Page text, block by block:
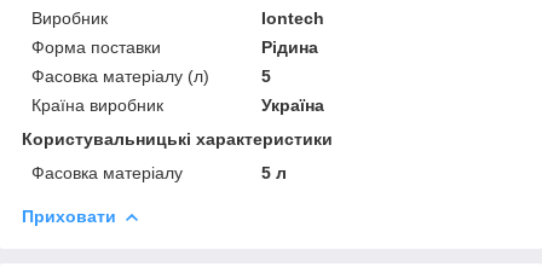
Виробник
Iontech
Форма поставки
Рідина
Фасовка матеріалу (л)
5
Країна виробник
Україна
Користувальницькі характеристики
Фасовка матеріалу
5 л
Приховати